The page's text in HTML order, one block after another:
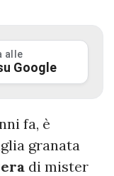
alle
Google
fa, è
granata
di mister